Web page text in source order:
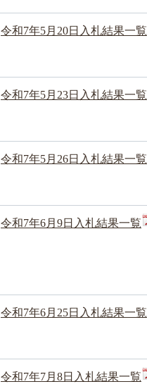
令和7年5月20日入札結果一覧
令和7年5月23日入札結果一覧
令和7年5月26日入札結果一覧
令和7年6月9日入札結果一覧
令和7年6月25日入札結果一覧
令和7年7月8日入札結果一覧